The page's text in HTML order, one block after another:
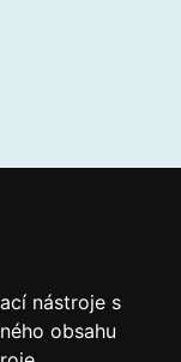
nástroje s
obsahu